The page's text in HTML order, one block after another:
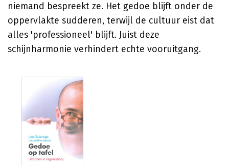
niemand bespreekt ze. Het gedoe blijft onder de
oppervlakte sudderen, terwijl de cultuur eist dat
alles 'professioneel' blijft. Juist deze
schijnharmonie verhindert echte vooruitgang.